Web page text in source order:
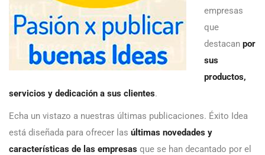
empresas
que
destacan por
sus
productos,
servicios y dedicación a sus clientes.
Echa un vistazo a nuestras últimas publicaciones. Éxito Idea
está diseñada para ofrecer las últimas novedades y
características de las empresas que se han decantado por el